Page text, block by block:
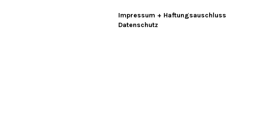
Impressum + Haftungsauschluss
Datenschutz